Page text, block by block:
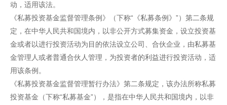
动，适用该法。
《私募投资基金监督管理条例》（下称“《私募条例》”）第二条规
定，在中华人民共和国境内，以非公开方式募集资金，设立投资基
金或者以进行投资活动为目的依法设立公司、合伙企业，由私募基
金管理人或者普通合伙人管理，为投资者的利益进行投资活动，适
用该条例。
《私募投资基金监督管理暂行办法》第二条规定，该办法所称私募
投资基金（下称“私募基金”），是指在中华人民共和国境内，以非